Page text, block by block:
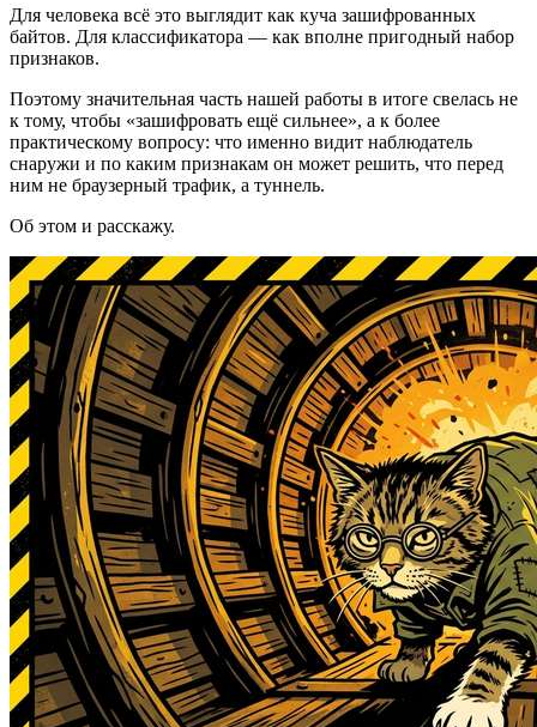
Для человека всё это выглядит как куча зашифрованных
байтов. Для классификатора — как вполне пригодный набор
признаков.
Поэтому значительная часть нашей работы в итоге свелась не
к тому, чтобы «зашифровать ещё сильнее», а к более
практическому вопросу: что именно видит наблюдатель
снаружи и по каким признакам он может решить, что перед
ним не браузерный трафик, а туннель.
Об этом и расскажу.